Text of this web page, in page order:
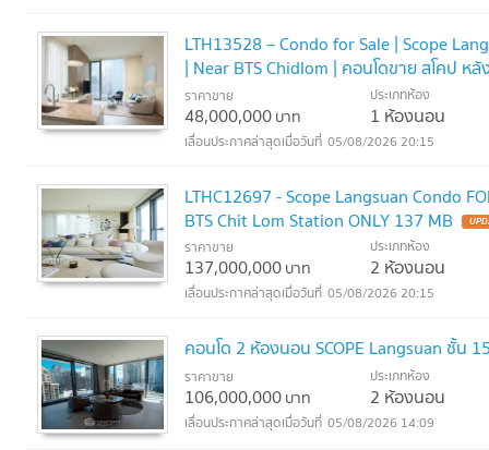
LTH13528 – Condo for Sale | Scope
| Near BTS Chidlom | คอนโดขาย สโคป ห
ราคาขาย
48,000,000บาท
ประเภทห้อง
1 ห้องนอน
05/08/2026 20:15
LTHC12697 - Scope Langsuan Condo
BTS Chit Lom Station ONLY 137 MB
ราคาขาย
137,000,000บาท
ประเภทห้อง
2 ห้องนอน
05/08/2026 20:15
คอนโด 2 ห้องนอน SCOPE Langsuan ชั้น
ราคาขาย
106,000,000บาท
ประเภทห้อง
2 ห้องนอน
05/08/2026 14:09